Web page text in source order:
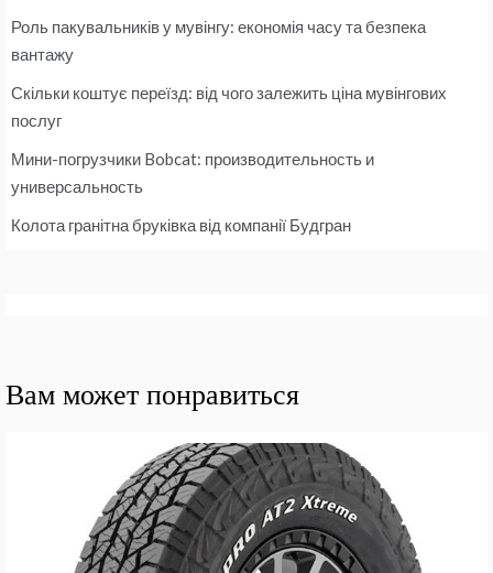
Роль пакувальників у мувінгу: економія часу та безпека
вантажу
Скільки коштує переїзд: від чого залежить ціна мувінгових
послуг
Мини-погрузчики Bobcat: производительность и
универсальность
Колота гранітна бруківка від компанії Будгран
Вам может понравиться